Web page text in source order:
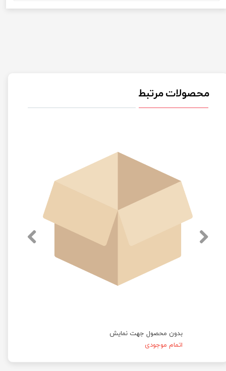
محصولات مرتبط
بدون محصول جهت نمایش
اتمام موجودی